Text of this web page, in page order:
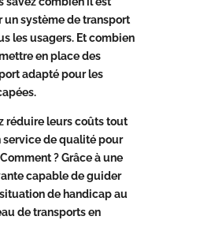
système de transport
les usagers. Et combien
en place des
adapté pour les
réduire leurs coûts tout
service de qualité pour
? Grâce à une
capable de guider
de handicap au
de transports en